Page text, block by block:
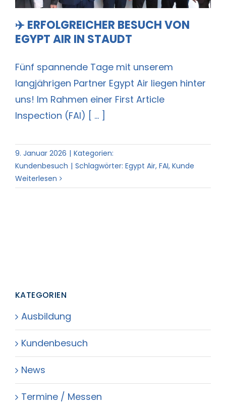
✈️ ERFOLGREICHER BESUCH VON
EGYPT AIR IN STAUDT
Fünf spannende Tage mit unserem
langjährigen Partner Egypt Air liegen hinter
uns! Im Rahmen einer First Article
Inspection (FAI) [ ... ]
9. Januar 2026 | Kategorien:
Kundenbesuch | Schlagwörter: Egypt Air, FAI, Kunde
Weiterlesen
KATEGORIEN
Ausbildung
Kundenbesuch
News
Termine / Messen